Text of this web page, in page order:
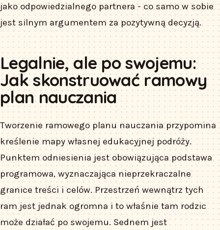
jako odpowiedzialnego partnera - co samo w sobie
jest silnym argumentem za pozytywną decyzją.
Legalnie, ale po swojemu:
Jak skonstruować ramowy
plan nauczania
Tworzenie ramowego planu nauczania przypomina
kreślenie mapy własnej edukacyjnej podróży.
Punktem odniesienia jest obowiązująca podstawa
programowa, wyznaczająca nieprzekraczalne
granice treści i celów. Przestrzeń wewnątrz tych
ram jest jednak ogromna i to właśnie tam rodzic
może działać po swojemu. Sednem jest